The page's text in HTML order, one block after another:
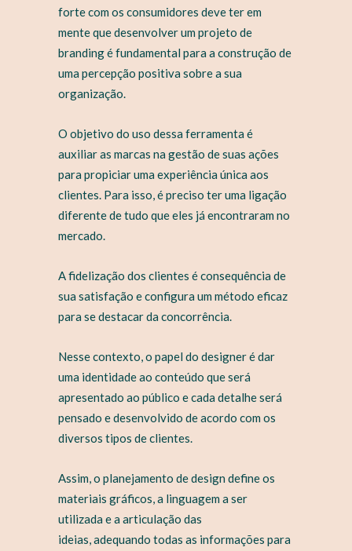
forte com os consumidores deve ter em
mente que desenvolver um projeto de
branding é fundamental para a construção de
uma percepção positiva sobre a sua
organização.
O objetivo do uso dessa ferramenta é
auxiliar as marcas na gestão de suas ações
para propiciar uma experiência única aos
clientes. Para isso, é preciso ter uma ligação
diferente de tudo que eles já encontraram no
mercado.
A fidelização dos clientes é consequência de
sua satisfação e configura um método eficaz
para se destacar da concorrência.
Nesse contexto, o papel do designer é dar
uma identidade ao conteúdo que será
apresentado ao público e cada detalhe será
pensado e desenvolvido de acordo com os
diversos tipos de clientes.
Assim, o planejamento de design define os
materiais gráficos, a linguagem a ser
utilizada e a articulação das
ideias, adequando todas as informações para